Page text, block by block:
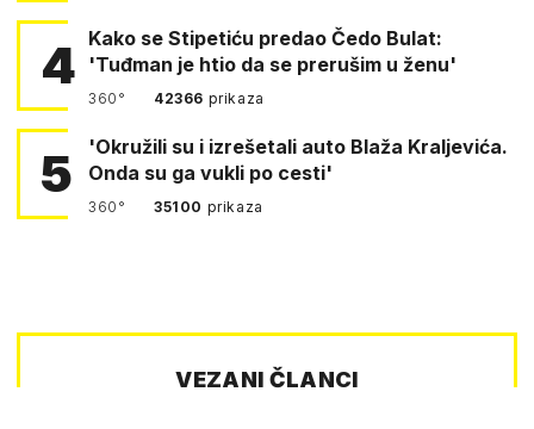
4 Kako se Stipetiću predao Čedo Bulat:
'Tuđman je htio da se prerušim u ženu'
360° 42366 prikaza
5
'Okružili su i izrešetali auto Blaža Kraljevića.
Onda su ga vukli po cesti'
360° 35100 prikaza
VEZANI ČLANCI